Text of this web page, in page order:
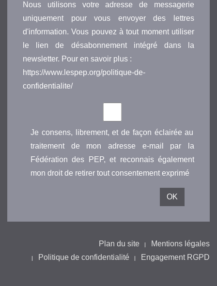
Nous utilisons votre adresse de messagerie
uniquement pour vous envoyer des lettres
d'information. Vous pouvez à tout moment utiliser
le lien de désabonnement intégré dans la
newsletter. Pour en savoir plus :
https://www.lespep.org/politique-de-
confidentialite/
Je consens, librement, et de façon éclairée au
traitement de mon adresse e-mail par la
Fédération des PEP, et reconnais également
mon droit de retirer tout consentement exprimé
Plan du site
Mentions légales
Politique de confidentialité
Engagement RGPD